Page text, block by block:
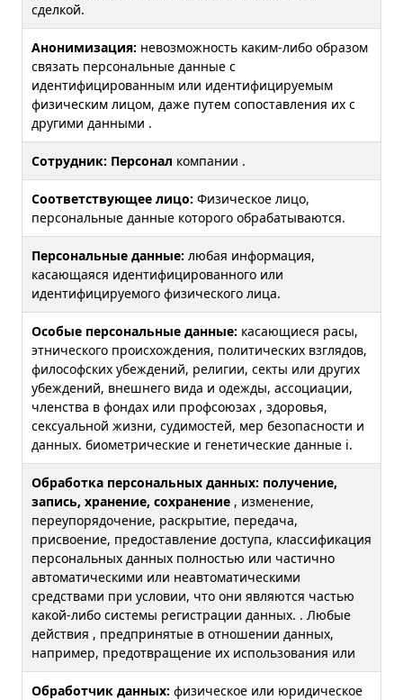
сделкой.
Анонимизация: невозможность каким-либо образом
связать персональные данные с
идентифицированным или идентифицируемым
физическим лицом, даже путем сопоставления их с
другими данными .
Сотрудник: Персонал компании .
Соответствующее лицо: Физическое лицо,
персональные данные которого обрабатываются.
Персональные данные: любая информация,
касающаяся идентифицированного или
идентифицируемого физического лица.
Особые персональные данные: касающиеся расы,
этнического происхождения, политических взглядов,
философских убеждений, религии, секты или других
убеждений, внешнего вида и одежды, ассоциации,
членства в фондах или профсоюзах , здоровья,
сексуальной жизни, судимостей, мер безопасности и
данных. биометрические и генетические данные i.
Обработка персональных данных: получение,
запись, хранение, сохранение , изменение,
переупорядочение, раскрытие, передача,
присвоение, предоставление доступа, классификация
персональных данных полностью или частично
автоматическими или неавтоматическими
средствами при условии, что они являются частью
какой-либо системы регистрации данных. . Любые
действия , предпринятые в отношении данных,
например, предотвращение их использования или
Обработчик данных: физическое или юридическое